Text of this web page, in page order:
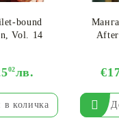
bound
Vol. 14
02лв.